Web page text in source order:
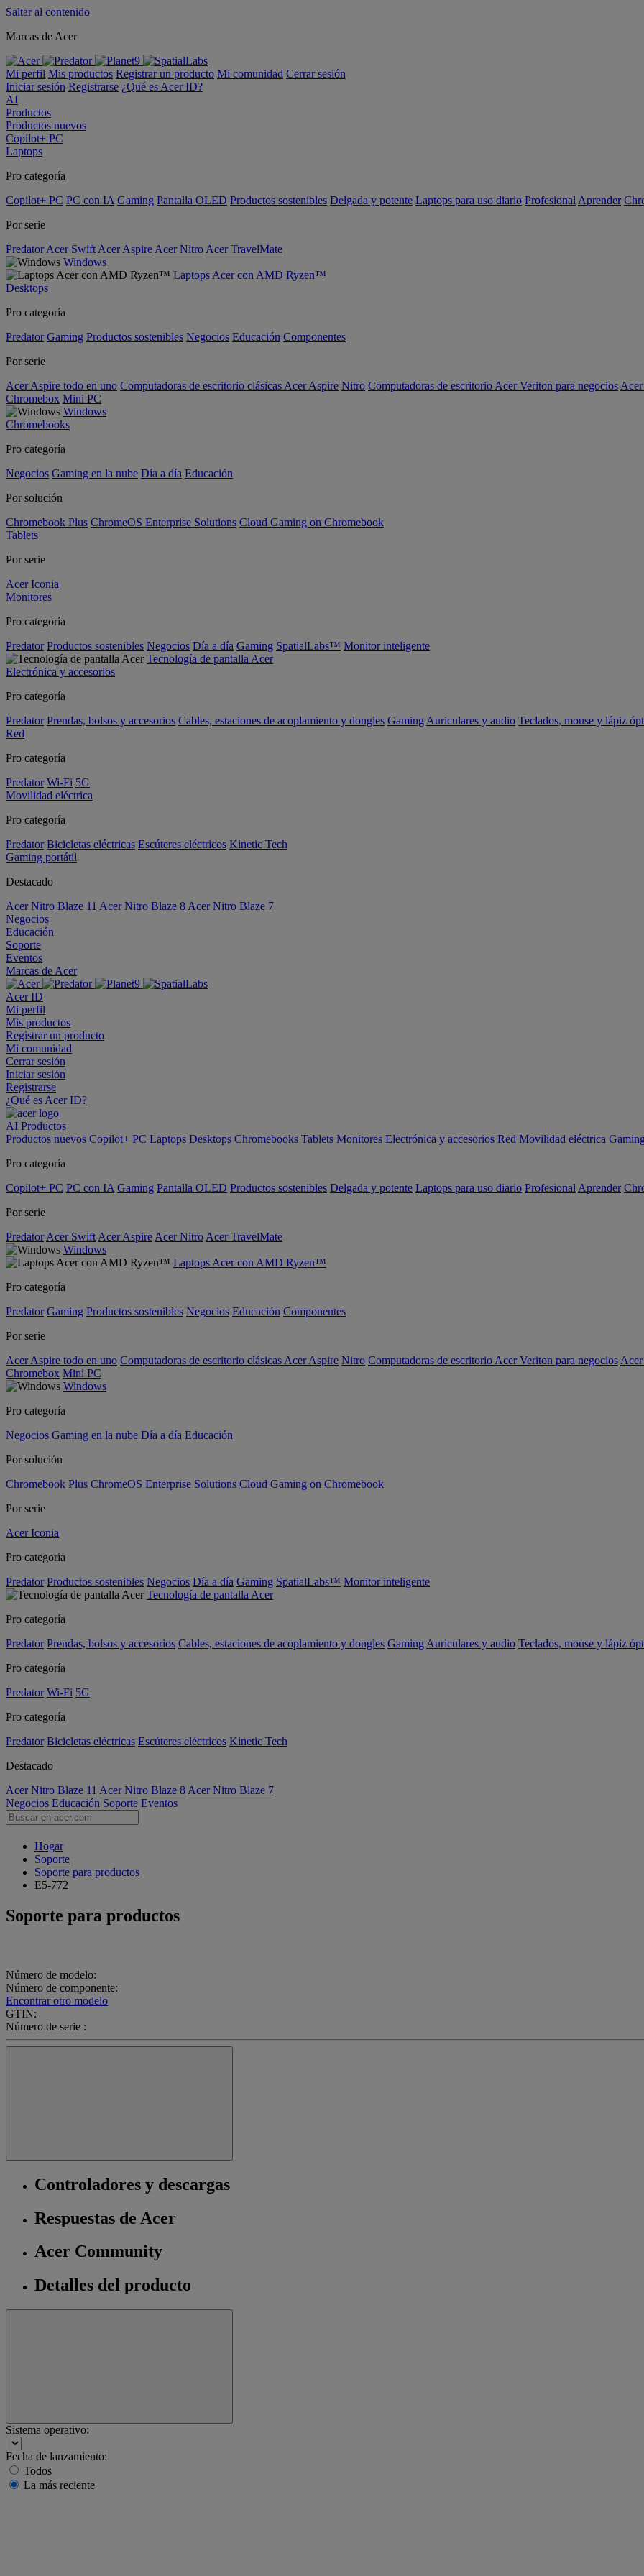
Saltar al contenido
Marcas de Acer
Mi perfil Mis productos Registrar un producto Mi comunidad Cerrar sesión
Iniciar sesión Registrarse ¿Qué es Acer ID?
AI
Productos
Productos nuevos
Copilot+ PC
Laptops
Pro categoría
Copilot+ PC PC con IA Gaming Pantalla OLED Productos sostenibles Delgada y potente Laptops para uso diario Profesional Aprender
Por serie
Predator Acer Swift Acer Aspire Acer Nitro Acer TravelMate
Windows
Laptops Acer con AMD Ryzen™
Desktops
Pro categoría
Predator Gaming Productos sostenibles Negocios Educación Componentes
Por serie
Acer Aspire todo en uno Computadoras de escritorio clásicas Acer Aspire Nitro Computadoras de escritorio Acer Veriton para negocios
Chromebox Mini PC
Windows
Chromebooks
Pro categoría
Negocios Gaming en la nube Día a día Educación
Por solución
Chromebook Plus ChromeOS Enterprise Solutions Cloud Gaming on Chromebook
Tablets
Por serie
Acer Iconia
Monitores
Pro categoría
Predator Productos sostenibles Negocios Día a día Gaming SpatialLabs™ Monitor inteligente
Tecnología de pantalla Acer
Electrónica y accesorios
Pro categoría
Predator Prendas, bolsos y accesorios Cables, estaciones de acoplamiento y dongles Gaming Auriculares y audio Teclados, mouse y lápiz
Red
Pro categoría
Predator Wi-Fi 5G
Movilidad eléctrica
Pro categoría
Predator Bicicletas eléctricas Escúteres eléctricos Kinetic Tech
Gaming portátil
Destacado
Acer Nitro Blaze 11 Acer Nitro Blaze 8 Acer Nitro Blaze 7
Negocios
Educación
Soporte
Eventos
Marcas de Acer
Acer ID
Mi perfil
Mis productos
Registrar un producto
Mi comunidad
Cerrar sesión
Iniciar sesión
Registrarse
¿Qué es Acer ID?
AI Productos
Productos nuevos Copilot+ PC Laptops Desktops Chromebooks Tablets Monitores Electrónica y accesorios Red Movilidad eléctrica
Pro categoría
Copilot+ PC PC con IA Gaming Pantalla OLED Productos sostenibles Delgada y potente Laptops para uso diario Profesional Aprender
Por serie
Predator Acer Swift Acer Aspire Acer Nitro Acer TravelMate
Windows
Laptops Acer con AMD Ryzen™
Pro categoría
Predator Gaming Productos sostenibles Negocios Educación Componentes
Por serie
Acer Aspire todo en uno Computadoras de escritorio clásicas Acer Aspire Nitro Computadoras de escritorio Acer Veriton para negocios
Chromebox Mini PC
Windows
Pro categoría
Negocios Gaming en la nube Día a día Educación
Por solución
Chromebook Plus ChromeOS Enterprise Solutions Cloud Gaming on Chromebook
Por serie
Acer Iconia
Pro categoría
Predator Productos sostenibles Negocios Día a día Gaming SpatialLabs™ Monitor inteligente
Tecnología de pantalla Acer
Pro categoría
Predator Prendas, bolsos y accesorios Cables, estaciones de acoplamiento y dongles Gaming Auriculares y audio Teclados, mouse y lápiz
Pro categoría
Predator Wi-Fi 5G
Pro categoría
Predator Bicicletas eléctricas Escúteres eléctricos Kinetic Tech
Destacado
Acer Nitro Blaze 11 Acer Nitro Blaze 8 Acer Nitro Blaze 7
Negocios Educación Soporte Eventos
Hogar
Soporte
Soporte para productos
E5-772
Soporte para productos
Número de modelo:
Número de componente:
Encontrar otro modelo
GTIN:
Número de serie :
Controladores y descargas
Respuestas de Acer
Acer Community
Detalles del producto
Sistema operativo:
Fecha de lanzamiento:
Todos
La más reciente